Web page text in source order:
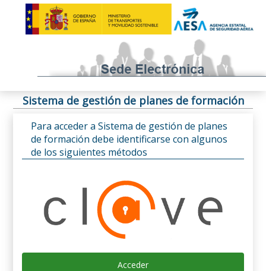
Sistema de gestión de planes de formación
Para acceder a Sistema de gestión de planes
de formación debe identificarse con algunos
de los siguientes métodos
Acceder